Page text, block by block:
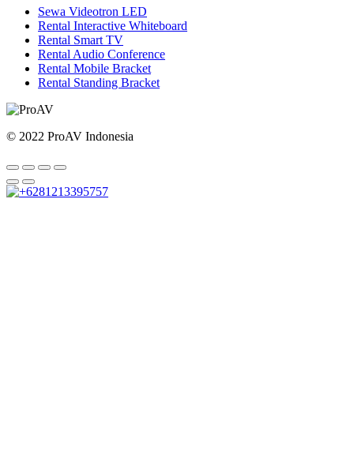
Sewa Videotron LED
Rental Interactive Whiteboard
Rental Smart TV
Rental Audio Conference
Rental Mobile Bracket
Rental Standing Bracket
© 2022 ProAV Indonesia